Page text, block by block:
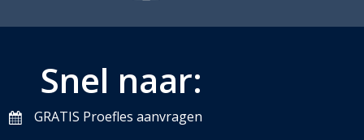
Snel naar:
GRATIS Proefles aanvragen